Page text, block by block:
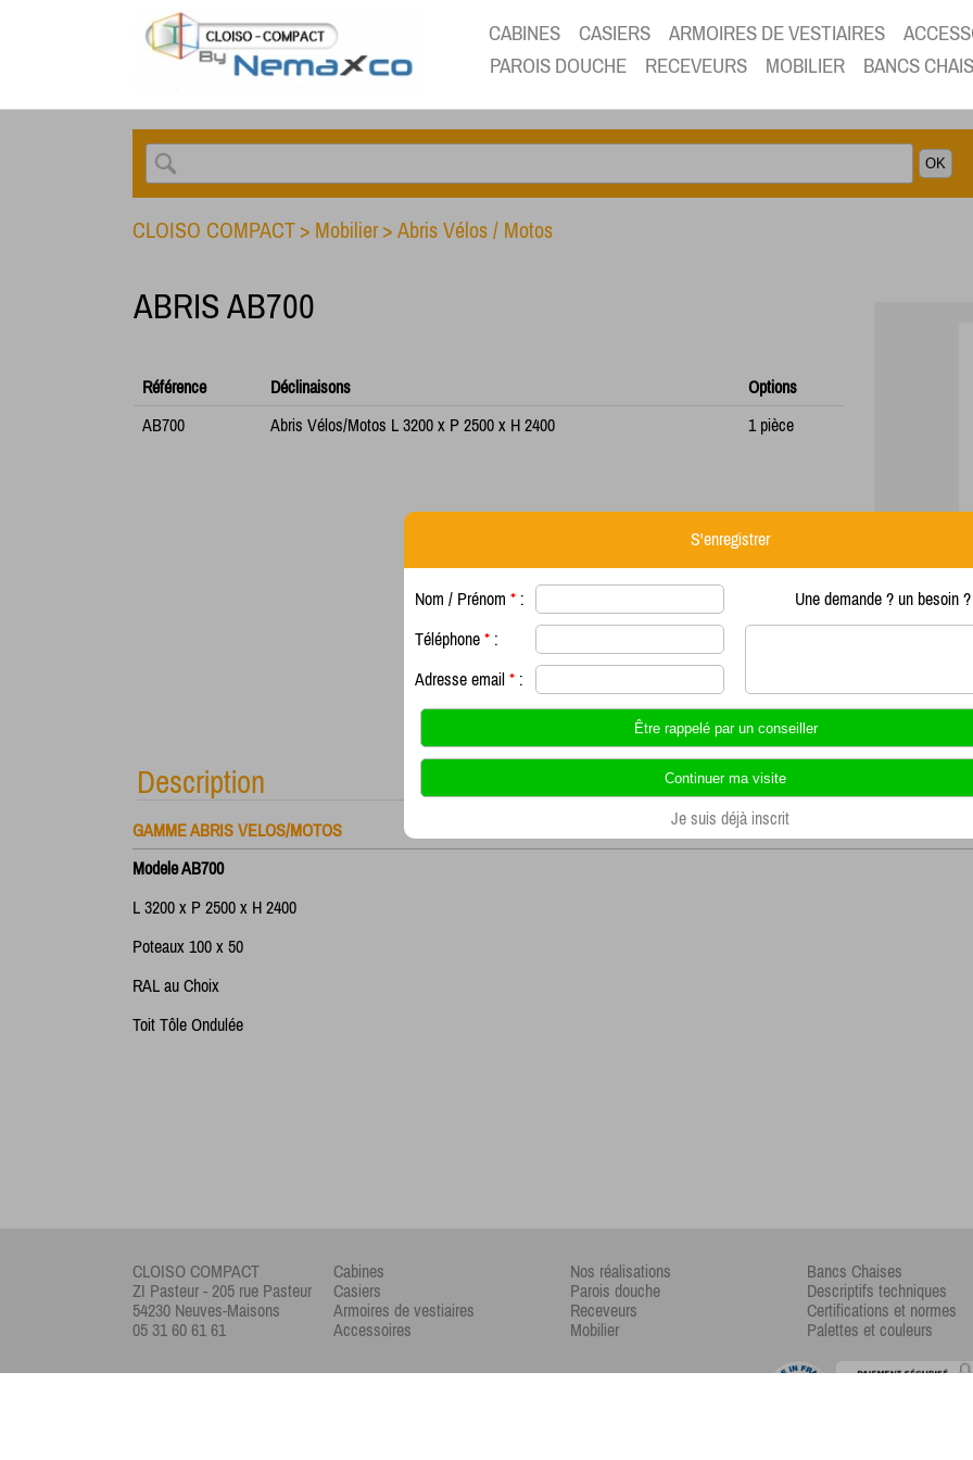
CABINES CASIERS ARMOIRES DE VESTIAIRES
PAROIS DOUCHE
RECEVEURS MOBILIER BANCS
CLOISO COMPACT > Mobilier > Abris Vélos / Motos
ABRIS AB700
Référence Déclinaisons
Options
AB700
Abris Vélos/Motos L 3200 x P 2500 x H 2400 1 pièce
Description
GAMME ABRIS VELOS/MOTOS
Modele AB700
L 3200 x P 2500 x H 2400
Poteaux 100 x 50
RAL au Choix
Toit Tôle Ondulée
CLOISO COMPACT
ZI Pasteur - 205 rue Pasteur
54230 Neuves-Maisons
05 31 60 61 61
Cabines
Casiers
Armoires de vestiaires
Accessoires
Nos réalisations
Parois douche
Receveurs
Mobilier
Bancs Chaises
Descriptifs techniques
Certifications et normes
Palettes et couleurs
S'enregistrer
Nom / Prénom * :
Téléphone * :
Adresse email * :
Une demande ? un besoin
Je suis déjà inscrit